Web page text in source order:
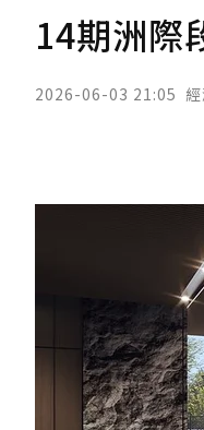
14期洲際
2026-06-03 21:05